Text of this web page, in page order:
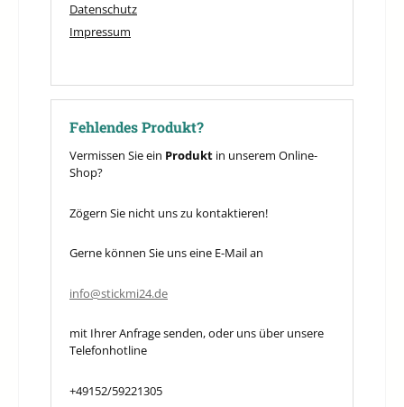
Datenschutz
Impressum
Fehlendes Produkt?
Vermissen Sie ein Produkt in unserem Online-
Shop?
Zögern Sie nicht uns zu kontaktieren!
Gerne können Sie uns eine E-Mail an
info@stickmi24.de
mit Ihrer Anfrage senden, oder uns über unsere
Telefonhotline
+49152/59221305